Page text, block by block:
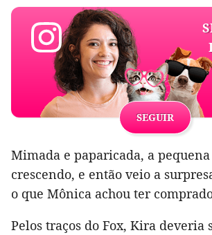
SEGUIR
Mimada e paparicada, a
crescendo, e então veio a
o que Mônica achou ter
Pelos traços do Fox, Kira deveria